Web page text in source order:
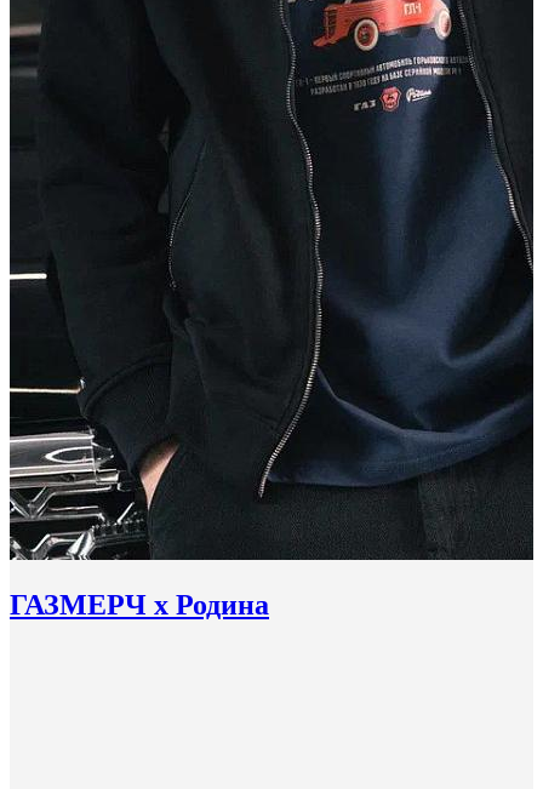
ГАЗМЕРЧ х Родина